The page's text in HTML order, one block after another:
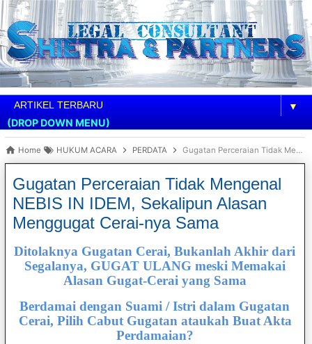
▼
(DROP DOWN MENU)
Home HUKUM ACARA PERDATA Gugatan Perceraian Tidak Mengenal NEBIS IN IDEM, Sekalipun Alasan Menggugat Cerai-nya Sama
Gugatan Perceraian Tidak Mengenal
NEBIS IN IDEM, Sekalipun Alasan
Menggugat Cerai-nya Sama
Ditolaknya Gugatan Cerai, Bukanlah Akhir dari
Segalanya, GUGAT ULANG meski Memakai
Alasan Gugat-Cerai yang Sama
Berdamai dengan Suami / Istri dalam Gugatan
Cerai, Pilih Cabut Gugatan ataukah Buat Akta
Perdamaian?